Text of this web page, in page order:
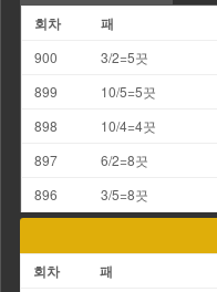
회차 패
900 3/2=5끗
899
10/5=5끗
898
10/4=4끗
897
6/2=8끗
896
3/5=8끗
회차 패